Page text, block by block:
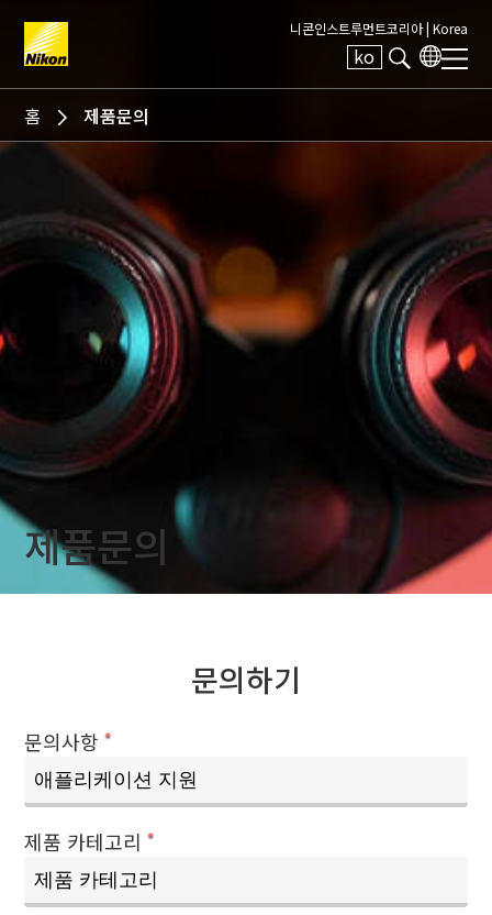
니콘인스트루먼트코리아 | Korea
ko
Search keyword(s)
홈 제품문의
제품문의
문의하기
문의사항*
제품 카테고리*